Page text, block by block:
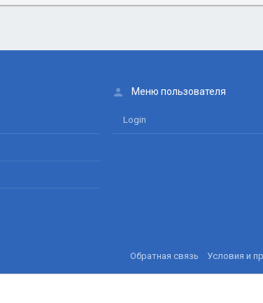
Меню пользователя
Login
Обратная связь Условия и